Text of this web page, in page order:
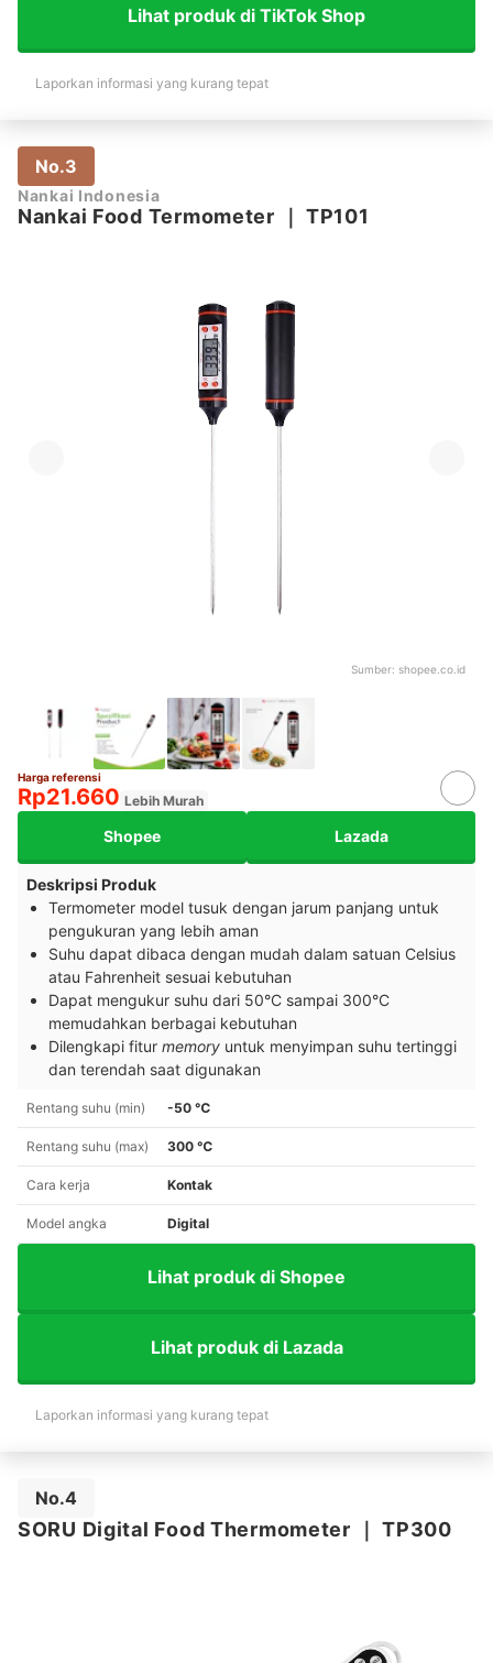
Lihat produk di TikTok Shop
Laporkan informasi yang kurang tepat
No.3
Nankai Indonesia
Nankai Food Termometer ｜TP101
Sumber: shopee.co.id
Harga referensi
Rp21.660 Lebih Murah
Shopee Lazada
Deskripsi Produk
Termometer model tusuk dengan jarum panjang untuk
pengukuran yang lebih aman
Suhu dapat dibaca dengan mudah dalam satuan Celsius
atau Fahrenheit sesuai kebutuhan
Dapat mengukur suhu dari 50°C sampai 300°C
memudahkan berbagai kebutuhan
Dilengkapi fitur memory untuk menyimpan suhu tertinggi
dan terendah saat digunakan
Rentang suhu (min) -50 ℃
Rentang suhu (max) 300 ℃
Cara kerja Kontak
Model angka Digital
Lihat produk di Shopee
Lihat produk di Lazada
Laporkan informasi yang kurang tepat
No.4
SORU Digital Food Thermometer ｜TP300